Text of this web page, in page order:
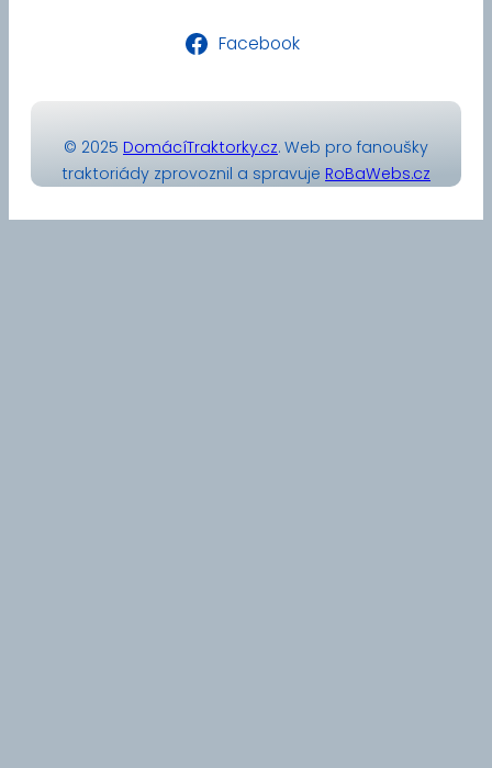
Facebook
© 2025 DomácíTraktorky.cz. Web pro fanoušky
traktoriády zprovoznil a spravuje RoBaWebs.cz